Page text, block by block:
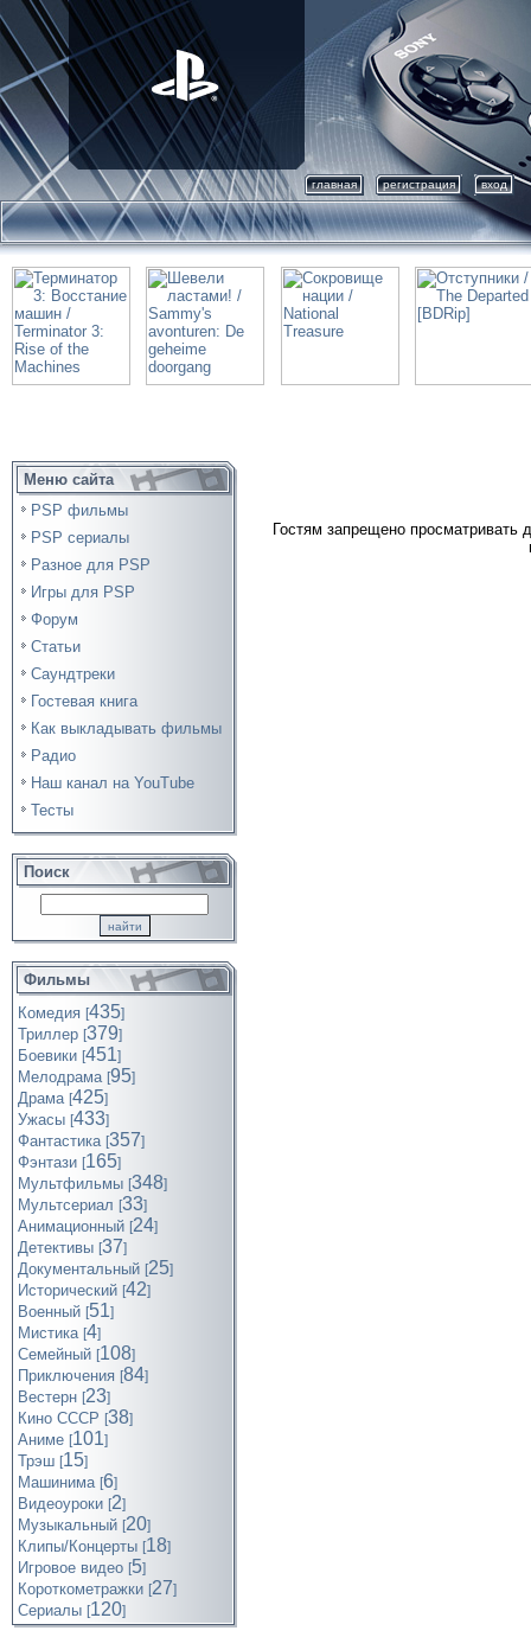
главная регистрация вход
Меню сайта
PSP фильмы
PSP сериалы
Разное для PSP
Игры для PSP
Форум
Статьи
Саундтреки
Гостевая книга
Как выкладывать фильмы
Радио
Наш канал на YouTube
Тесты
Поиск
Фильмы
Комедия [435]
Триллер [379]
Боевики [451]
Мелодрама [95]
Драма [425]
Ужасы [433]
Фантастика [357]
Фэнтази [165]
Мультфильмы [348]
Мультсериал [33]
Анимационный [24]
Детективы [37]
Документальный [25]
Исторический [42]
Военный [51]
Мистика [4]
Семейный [108]
Приключения [84]
Вестерн [23]
Кино СССР [38]
Аниме [101]
Трэш [15]
Машинима [6]
Видеоуроки [2]
Музыкальный [20]
Клипы/Концерты [18]
Игровое видео [5]
Короткометражки [27]
Cериалы [120]
Гостям запрещено просматривать